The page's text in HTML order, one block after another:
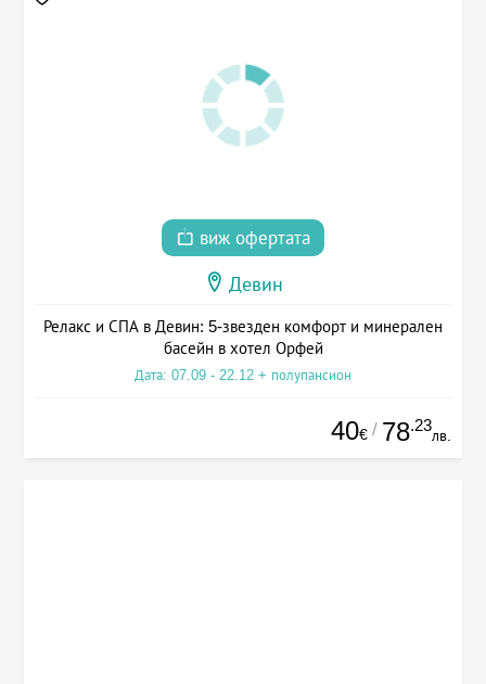
виж офертата
Девин
Релакс и СПА в Девин: 5-звезден комфорт и минерален
басейн в хотел Орфей
Дата: 07.09 - 22.12 + полупансион
40€ / 78.23
лв.